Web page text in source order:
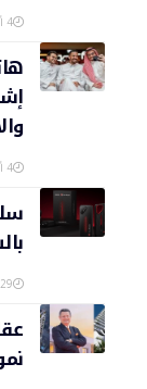
4 أغسطس، 2026
4 أغسطس، 2026
29 يوليو، 2026